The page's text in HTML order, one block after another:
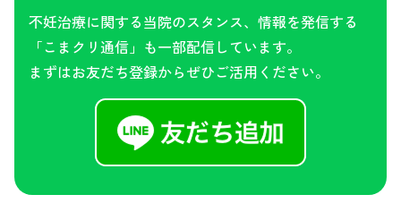
不妊治療に関する当院のスタンス、情報を発信する
「こまクリ通信」も一部配信しています。
まずはお友だち登録からぜひご活用ください。